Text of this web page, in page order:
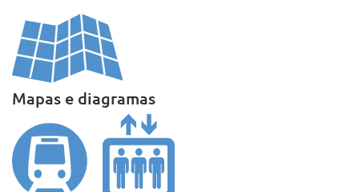
Mapas e diagramas